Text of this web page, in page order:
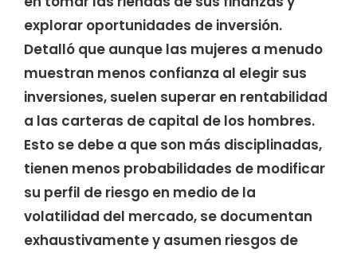
explorar oportunidades de inversión.
Detalló que aunque las mujeres a menudo
muestran menos confianza al elegir sus
inversiones, suelen superar en rentabilidad
a las carteras de capital de los hombres.
Esto se debe a que son más disciplinadas,
tienen menos probabilidades de modificar
su perfil de riesgo en medio de la
volatilidad del mercado, se documentan
exhaustivamente y asumen riesgos de